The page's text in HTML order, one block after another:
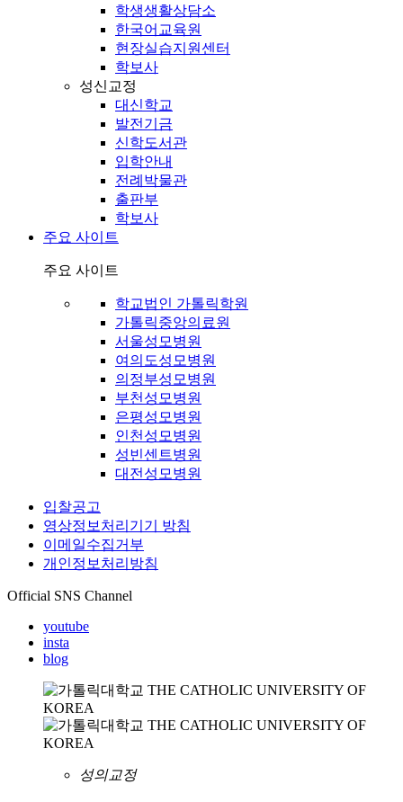
학생생활상담소
한국어교육원
현장실습지원센터
학보사
성신교정
대신학교
발전기금
신학도서관
입학안내
전례박물관
출판부
학보사
주요 사이트
주요 사이트
학교법인 가톨릭학원
가톨릭중앙의료원
서울성모병원
여의도성모병원
의정부성모병원
부천성모병원
은평성모병원
인천성모병원
성빈센트병원
대전성모병원
입찰공고
영상정보처리기기 방침
이메일수집거부
개인정보처리방침
Official SNS Channel
youtube
insta
blog
성의교정